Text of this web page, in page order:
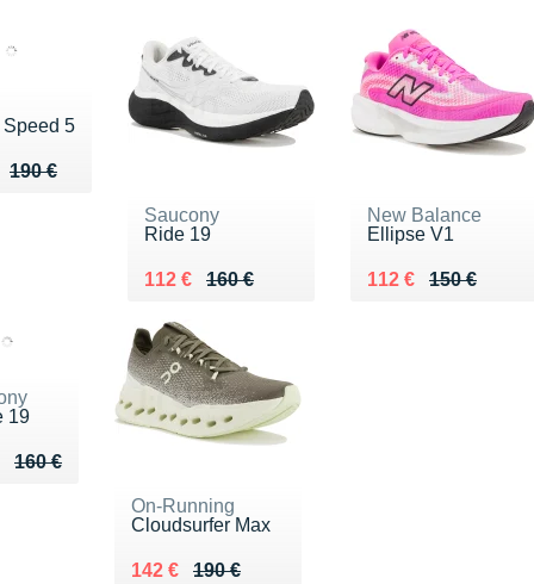
5
190 €
de 190 €
130 €
Saucony
Ride 19
160 €
Au lieu de 160 €
112 €
Vendu 112 €
New Balance
Ellipse V1
150 €
Au lieu de 150 €
112 €
Vendu 112 €
19
160 €
de 160 €
120 €
On-Running
Cloudsurfer Max
190 €
Au lieu de 190 €
142 €
Vendu 142 €